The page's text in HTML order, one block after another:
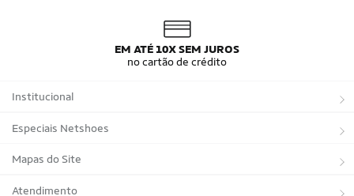
EM ATÉ 10X SEM JUROS
no cartão de crédito
Institucional
Sobre a Netshoes
Política de Privacidade
Programa de Afiliados
Especiais Netshoes
Suplementos
Corrida
Mapas do Site
Marcas
Atendimento